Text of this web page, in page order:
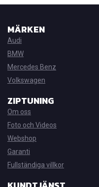
MÄRKEN
Audi
BMW
Mercedes Benz
Volkswagen
ZIPTUNING
Om oss
Foto och Videos
Webshop
Garanti
Fullständiga villkor